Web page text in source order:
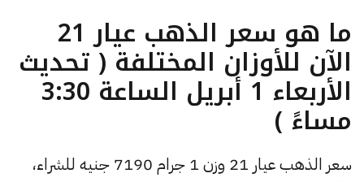
ما هو سعر الذهب عيار 21
الآن للأوزان المختلفة ( تحديث
الأربعاء 1 أبريل الساعة 3:30
مساءً )
سعر الذهب عيار 21 وزن 1 جرام 7190 جنيه للشراء،